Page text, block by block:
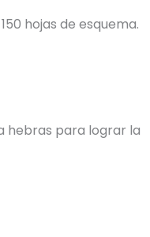
hojas de esquema.
hebras para lograr la